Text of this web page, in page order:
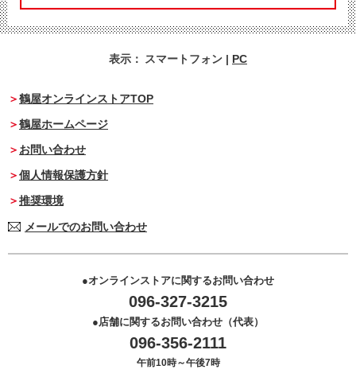
表示： スマートフォン | PC
鶴屋オンラインストアTOP
鶴屋ホームページ
お問い合わせ
個人情報保護方針
推奨環境
メールでのお問い合わせ
オンラインストアに関するお問い合わせ
096-327-3215
店舗に関するお問い合わせ（代表）
096-356-2111
午前10時～午後7時